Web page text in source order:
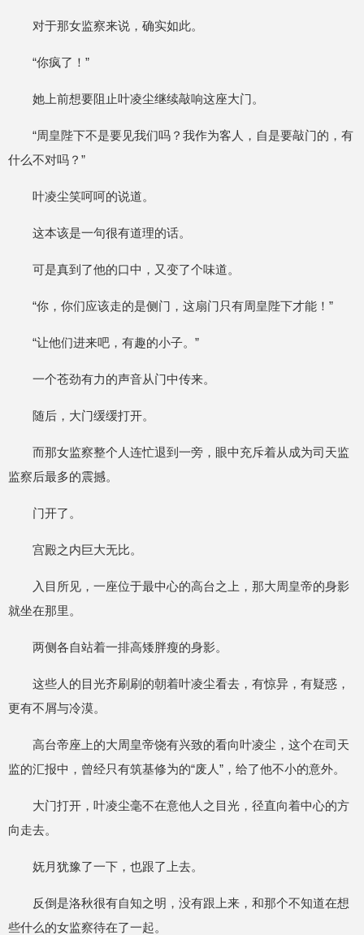
对于那女监察来说，确实如此。
“你疯了！”
她上前想要阻止叶凌尘继续敲响这座大门。
“周皇陛下不是要见我们吗？我作为客人，自是要敲门的，有
什么不对吗？”
叶凌尘笑呵呵的说道。
这本该是一句很有道理的话。
可是真到了他的口中，又变了个味道。
“你，你们应该走的是侧门，这扇门只有周皇陛下才能！”
“让他们进来吧，有趣的小子。”
一个苍劲有力的声音从门中传来。
随后，大门缓缓打开。
而那女监察整个人连忙退到一旁，眼中充斥着从成为司天监
监察后最多的震撼。
门开了。
宫殿之内巨大无比。
入目所见，一座位于最中心的高台之上，那大周皇帝的身影
就坐在那里。
两侧各自站着一排高矮胖瘦的身影。
这些人的目光齐刷刷的朝着叶凌尘看去，有惊异，有疑惑，
更有不屑与冷漠。
高台帝座上的大周皇帝饶有兴致的看向叶凌尘，这个在司天
监的汇报中，曾经只有筑基修为的“废人”，给了他不小的意外。
大门打开，叶凌尘毫不在意他人之目光，径直向着中心的方
向走去。
妩月犹豫了一下，也跟了上去。
反倒是洛秋很有自知之明，没有跟上来，和那个不知道在想
些什么的女监察待在了一起。